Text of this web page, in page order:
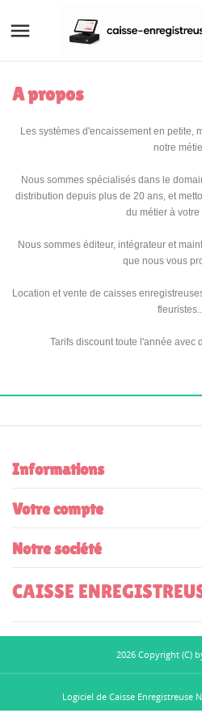

A propos
Les systèmes d'encaissement en petite,
notre
Nous sommes spécialisés dans le
distribution depuis plus de 20 ans, et
du métier à votre
Nous sommes éditeur, intégrateur et
que nous vous
Location et vente de caisses
Tarifs discount toute l'année avec
Informations
Votre compte
Notre société
CAISSE
Logiciel de Caisse Enregistreuse
2026 Copyright (C)